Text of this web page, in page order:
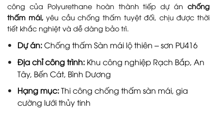
công của Polyurethane hoàn thành tiếp dự án chống
thấm mái, yêu cầu chống thấm tuyệt đối, chịu được thời
tiết khắc nghiệt và dễ dàng bảo trì.
Dự án:Chống thấm Sàn mái lộ thiên – sơn PU416
Địa chỉ công trình:Khu công nghiệp Rạch Bắp, An
Tây, Bến Cát, Bình Dương
Hạng mục:Thi công chống thấm sàn mái, gia
cường lưới thủy tinh